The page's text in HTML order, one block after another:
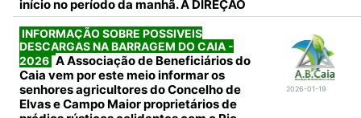
início no período da manhã. A DIREÇÃO
INFORMAÇÃO SOBRE POSSIVEIS
DESCARGAS NA BARRAGEM DO CAIA -
2026 A Associação de Beneficiários do
Caia vem por este meio informar os
senhores agricultores do Concelho de
Elvas e Campo Maior proprietários de
2026-01-19